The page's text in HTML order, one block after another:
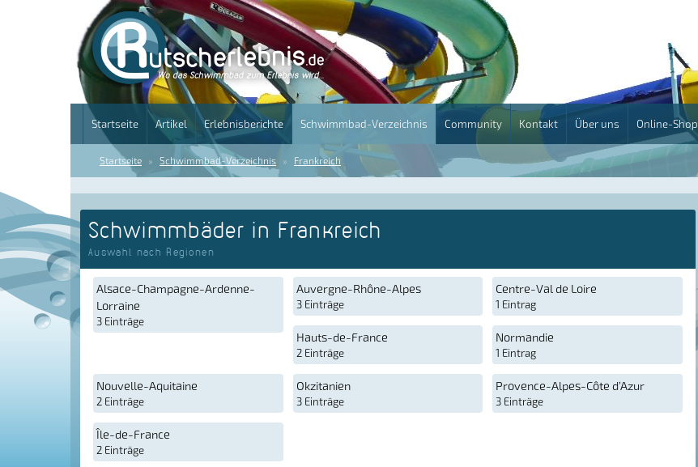
Startseite Artikel Erlebnisberichte Schwimmbad-Verzeichnis Community Kontakt Über uns Online-Shop
Startseite Schwimmbad-Verzeichnis Frankreich
Schwimmbäder in Frankreich
Auswahl nach Regionen
Alsace-Champagne-Ardenne-
Lorraine
3 Einträge
Auvergne-Rhône-Alpes
3 Einträge
Centre-Val de Loire
1 Eintrag
Hauts-de-France
2 Einträge
Normandie
1 Eintrag
Nouvelle-Aquitaine
2 Einträge
Okzitanien
3 Einträge
Provence-Alpes-Côte d’Azur
3 Einträge
Île-de-France
2 Einträge